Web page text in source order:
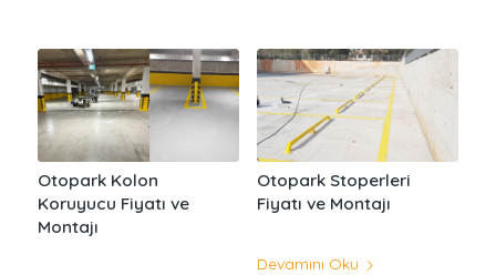
Otopark Kolon
Koruyucu Fiyatı ve
Montajı
Otopark Stoperleri
Fiyatı ve Montajı
Devamını Oku